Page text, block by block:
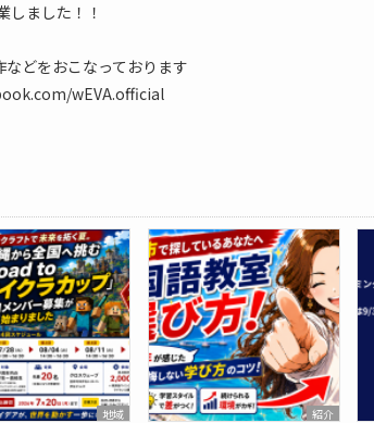
しました！！
どをおこなっております
wEVA.official
地域
紹介